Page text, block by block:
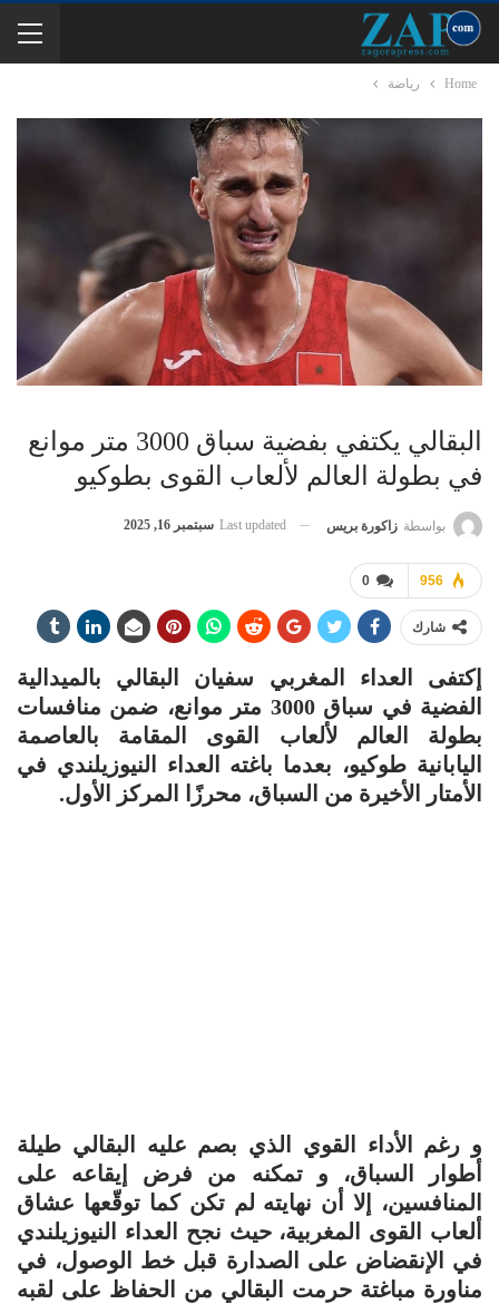
Home رياضة
البقالي يكتفي بفضية سباق 3000 متر موانع
في بطولة العالم لألعاب القوى بطوكيو
بواسطة زاكورة بريس Last updated سبتمبر 16, 2025
0 956
شارك
إكتفى العداء المغربي سفيان البقالي بالميدالية
الفضية في سباق 3000 متر موانع، ضمن منافسات
بطولة العالم لألعاب القوى المقامة بالعاصمة
اليابانية طوكيو، بعدما باغته العداء النيوزيلندي في
الأمتار الأخيرة من السباق، محرزًا المركز الأول.
و رغم الأداء القوي الذي بصم عليه البقالي طيلة
أطوار السباق، و تمكنه من فرض إيقاعه على
المنافسين، إلا أن نهايته لم تكن كما توقّعها عشاق
ألعاب القوى المغربية، حيث نجح العداء النيوزيلندي
في الإنقضاض على الصدارة قبل خط الوصول، في
مناورة مباغتة حرمت البقالي من الحفاظ على لقبه